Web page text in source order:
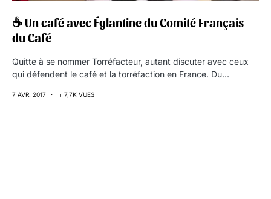
☕ Un café avec Églantine du Comité Français
du Café
Quitte à se nommer Torréfacteur, autant discuter avec ceux
qui défendent le café et la torréfaction en France. Du…
7 AVR. 2017 7,7K VUES